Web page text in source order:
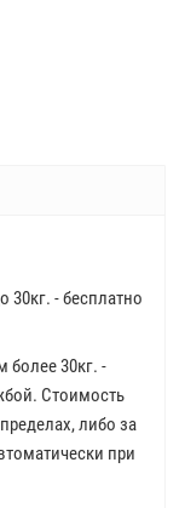
30кг. - бесплатно
более 30кг. -
Стоимость
либо за
при